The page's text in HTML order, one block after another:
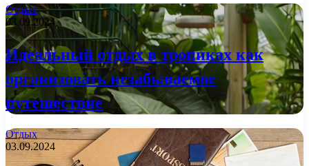
Отдых
03.09.2024
Идеальный отдых в тропиках как
организовать незабываемое
путешествие
Отдых
03.09.2024